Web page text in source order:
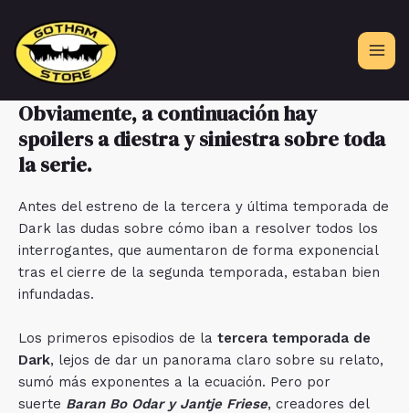
contenido
Obviamente, a continuación hay
spoilers a diestra y siniestra sobre toda
la serie.
Antes del estreno de la tercera y última temporada de
Dark las dudas sobre cómo iban a resolver todos los
interrogantes, que aumentaron de forma exponencial
tras el cierre de la segunda temporada, estaban bien
infundadas.
Los primeros episodios de la tercera temporada de
Dark, lejos de dar un panorama claro sobre su relato,
sumó más exponentes a la ecuación. Pero por
suerte Baran Bo Odar y Jantje Friese, creadores del